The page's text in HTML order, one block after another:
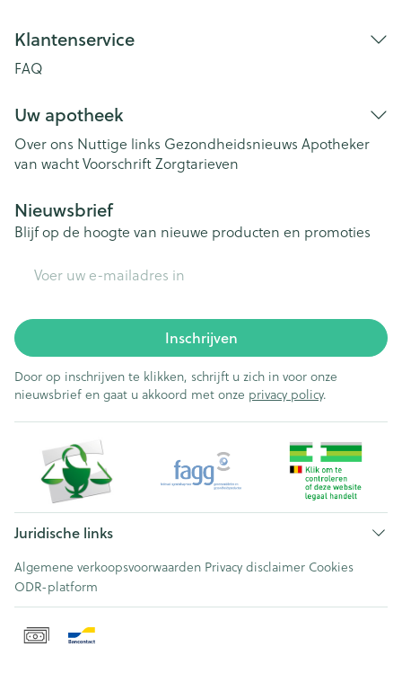
Klantenservice
FAQ
Uw apotheek
Over ons Nuttige links Gezondheidsnieuws Apotheker
van wachtVoorschriftZorgtarieven
Nieuwsbrief
Blijf op de hoogte van nieuwe producten en promoties
Inschrijven
Door op inschrijven te klikken, schrijft u zich in voor onze
nieuwsbrief en gaat u akkoord met onze privacy policy.
Juridische links
Algemene verkoopsvoorwaarden Privacy disclaimer Cookies
ODR-platform